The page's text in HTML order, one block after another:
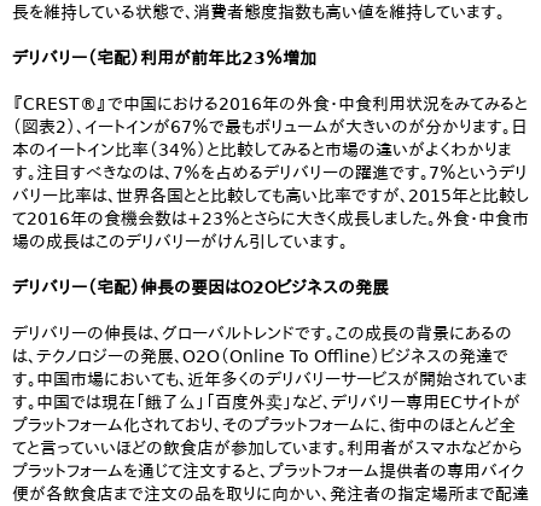
長を維持している状態で、消費者態度指数も高い値を維持しています。
デリバリー（宅配）利用が前年比23％増加
『CREST®』で中国における2016年の外食・中食利用状況をみてみると
（図表2）、イートインが67％で最もボリュームが大きいのが分かります。日
本のイートイン比率（34％）と比較してみると市場の違いがよくわかりま
す。注目すべきなのは、7％を占めるデリバリーの躍進です。7％というデリ
バリー比率は、世界各国とと比較しても高い比率ですが、2015年と比較し
て2016年の食機会数は+23％とさらに大きく成長しました。外食・中食市
場の成長はこのデリバリーがけん引しています。
デリバリー（宅配）伸長の要因はＯ2Ｏビジネスの発展
デリバリーの伸長は、グローバルトレンドです。この成長の背景にあるの
は、テクノロジーの発展、O2O（Online To Offline）ビジネスの発達で
す。中国市場においても、近年多くのデリバリーサービスが開始されていま
す。中国では現在「餓了么」「百度外卖」など、デリバリー専用ECサイトが
プラットフォーム化されており、そのプラットフォームに、街中のほとんど全
てと言っていいほどの飲食店が参加しています。利用者がスマホなどから
プラットフォームを通じて注文すると、プラットフォーム提供者の専用バイク
便が各飲食店まで注文の品を取りに向かい、発注者の指定場所まで配達